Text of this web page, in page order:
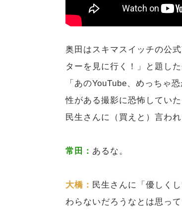
奥田はスキマスイッチの公
ターを見に行く！」と題し
「あのYouTube、めっちゃ
性がある撮影に恐怖してい
民生さんに（買えと）言わ
常田： あるな。
大橋： 民生さんに「優しく
わらないだろうなとは思って